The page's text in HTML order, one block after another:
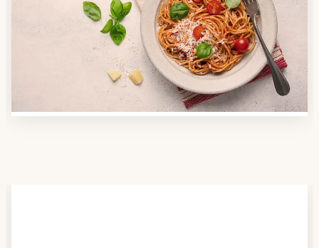
Nutzen Sie unsere große Mahlzeiten-Dienst-Suche,
um herauszufinden, welche Anbieter es in Ihrer
Region gibt und welcher am besten zu Ihnen passt.
Verschaffen Sie sich auch einen Überblick über die
Essen auf Rädern-Kosten.